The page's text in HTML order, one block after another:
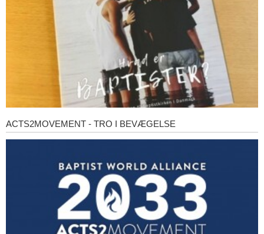
Acts2Movement
ACTS2MOVEMENT - TRO I BEVÆGELSE